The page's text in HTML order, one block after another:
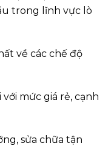
trong lĩnh vực lò
về các chế độ
mức giá rẻ, cạnh
sửa chữa tận